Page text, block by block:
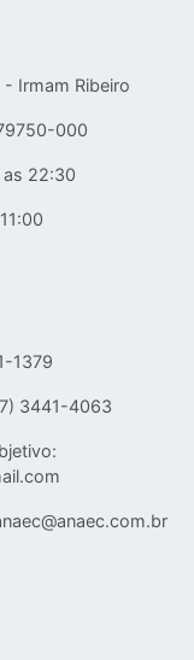
Irmam Ribeiro
000
22:30
1379
3441-4063